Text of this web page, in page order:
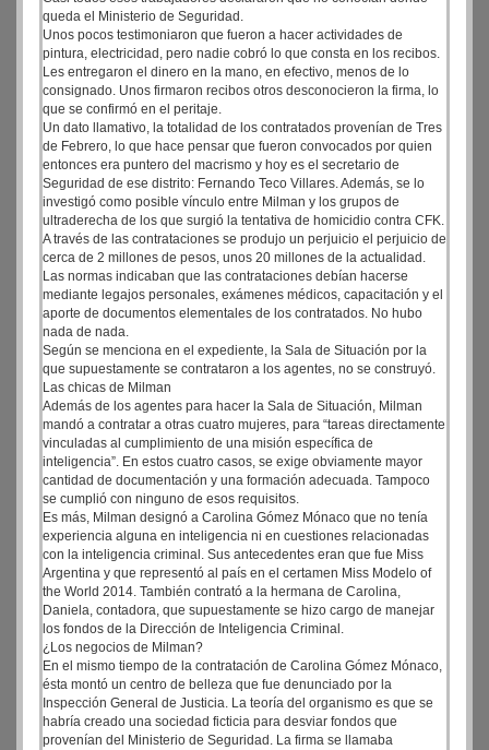
queda el Ministerio de Seguridad.
Unos pocos testimoniaron que fueron a hacer actividades de
pintura, electricidad, pero nadie cobró lo que consta en los recibos.
Les entregaron el dinero en la mano, en efectivo, menos de lo
consignado. Unos firmaron recibos otros desconocieron la firma, lo
que se confirmó en el peritaje.
Un dato llamativo, la totalidad de los contratados provenían de Tres
de Febrero, lo que hace pensar que fueron convocados por quien
entonces era puntero del macrismo y hoy es el secretario de
Seguridad de ese distrito: Fernando Teco Villares. Además, se lo
investigó como posible vínculo entre Milman y los grupos de
ultraderecha de los que surgió la tentativa de homicidio contra CFK.
A través de las contrataciones se produjo un perjuicio el perjuicio de
cerca de 2 millones de pesos, unos 20 millones de la actualidad.
Las normas indicaban que las contrataciones debían hacerse
mediante legajos personales, exámenes médicos, capacitación y el
aporte de documentos elementales de los contratados. No hubo
nada de nada.
Según se menciona en el expediente, la Sala de Situación por la
que supuestamente se contrataron a los agentes, no se construyó.
Las chicas de Milman
Además de los agentes para hacer la Sala de Situación, Milman
mandó a contratar a otras cuatro mujeres, para “tareas directamente
vinculadas al cumplimiento de una misión específica de
inteligencia”. En estos cuatro casos, se exige obviamente mayor
cantidad de documentación y una formación adecuada. Tampoco
se cumplió con ninguno de esos requisitos.
Es más, Milman designó a Carolina Gómez Mónaco que no tenía
experiencia alguna en inteligencia ni en cuestiones relacionadas
con la inteligencia criminal. Sus antecedentes eran que fue Miss
Argentina y que representó al país en el certamen Miss Modelo of
the World 2014. También contrató a la hermana de Carolina,
Daniela, contadora, que supuestamente se hizo cargo de manejar
los fondos de la Dirección de Inteligencia Criminal.
¿Los negocios de Milman?
En el mismo tiempo de la contratación de Carolina Gómez Mónaco,
ésta montó un centro de belleza que fue denunciado por la
Inspección General de Justicia. La teoría del organismo es que se
habría creado una sociedad ficticia para desviar fondos que
provenían del Ministerio de Seguridad. La firma se llamaba